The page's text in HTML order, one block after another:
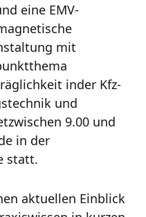
eine EMV-
mit
inder Kfz-
und
9.00 und
in der
statt.
aktuellen Einblick